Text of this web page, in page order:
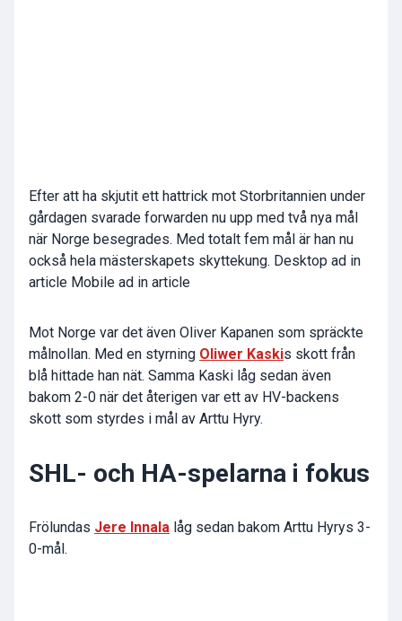
Efter att ha skjutit ett hattrick mot Storbritannien under
gårdagen svarade forwarden nu upp med två nya mål
när Norge besegrades. Med totalt fem mål är han nu
också hela mästerskapets skyttekung. Desktop ad in
article Mobile ad in article
Mot Norge var det även Oliver Kapanen som spräckte
målnollan. Med en styrning Oliwer Kaskis skott från
blå hittade han nät. Samma Kaski låg sedan även
bakom 2-0 när det återigen var ett av HV-backens
skott som styrdes i mål av Arttu Hyry.
SHL- och HA-spelarna i fokus
Frölundas Jere Innala låg sedan bakom Arttu Hyrys 3-
0-mål.